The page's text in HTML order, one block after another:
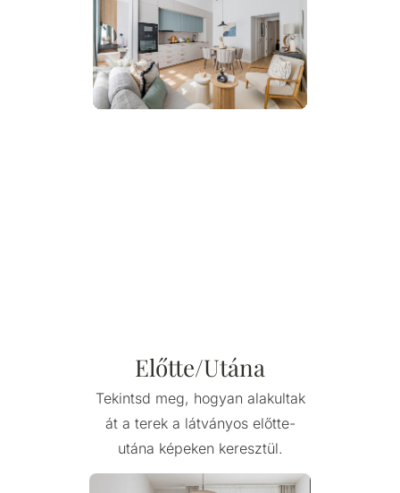
Előtte/Utána
Tekintsd meg, hogyan alakultak
át a terek a látványos előtte-
utána képeken keresztül.